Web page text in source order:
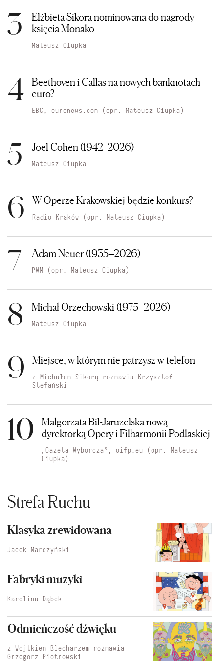
3
Elżbieta Sikora nominowana do nagrody
księcia Monako
Mateusz Ciupka
4
Beethoven i Callas na nowych banknotach
euro?
EBC, euronews.com (opr. Mateusz Ciupka)
5 Joel Cohen (1942–2026)
Mateusz Ciupka
6 W Operze Krakowskiej będzie konkurs?
Radio Kraków (opr. Mateusz Ciupka)
7 Adam Neuer (1935–2026)
PWM (opr. Mateusz Ciupka)
8 Michał Orzechowski (1975–2026)
Mateusz Ciupka
9 Miejsce, w którym nie patrzysz w telefon
z Michałem Sikorą rozmawia Krzysztof
Stefański
10
Małgorzata Bil-Jaruzelska nową
dyrektorką Opery i Filharmonii Podlaskiej
„Gazeta Wyborcza”, oifp.eu (opr. Mateusz
Ciupka)
Strefa Ruchu
Klasyka zrewidowana
Jacek Marczyński
Fabryki muzyki
Karolina Dąbek
Odmieńczość dźwięku
z Wojtkiem Blecharzem rozmawia
Grzegorz Piotrowski